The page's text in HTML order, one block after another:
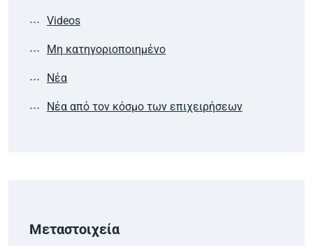
Videos
Μη κατηγοριοποιημένο
Νέα
Νέα από τον κόσμο των επιχειρήσεων
Μεταστοιχεία